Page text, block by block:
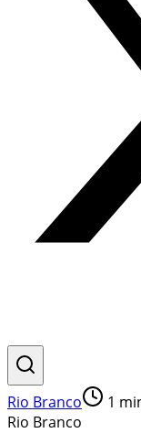
Rio Branco 1
Rio Branco